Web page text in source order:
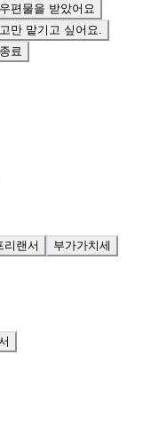
편물을 받았어요
만 맡기고 싶어요.
료
리랜서
부가가치세